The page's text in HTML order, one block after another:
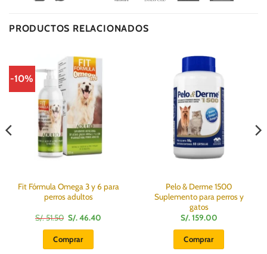
PRODUCTOS RELACIONADOS
-10%
Fit Fórmula Omega 3 y 6 para
perros adultos
S/.51.50 El
precio
original
era:
S/.
S/.46.40
Comprar
Pelo & Derme 1500
Suplemento para perros y
gatos
S/.159.00
Comprar